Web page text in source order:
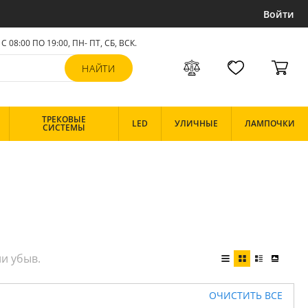
Войти
С 08:00 ПО 19:00, ПН- ПТ, СБ, ВСК.
ТРЕКОВЫЕ
СИСТЕМЫ LED УЛИЧНЫЕ ЛАМПОЧКИ
ОЧИСТИТЬ ВСЕ